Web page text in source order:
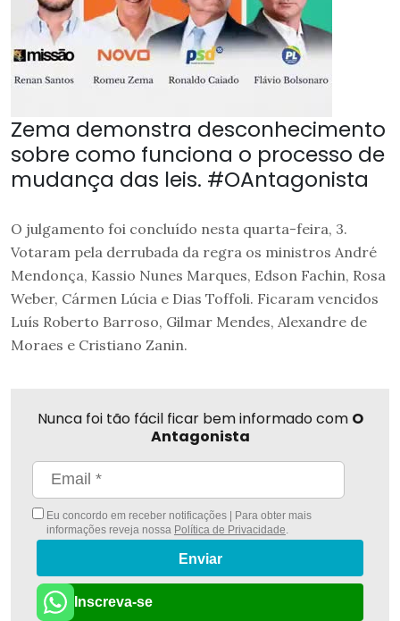
Zema demonstra desconhecimento
sobre como funciona o processo de
mudança das leis. #OAntagonista
O julgamento foi concluído nesta quarta-feira, 3.
Votaram pela derrubada da regra os ministros André
Mendonça, Kassio Nunes Marques, Edson Fachin, Rosa
Weber, Cármen Lúcia e Dias Toffoli. Ficaram vencidos
Luís Roberto Barroso, Gilmar Mendes, Alexandre de
Moraes e Cristiano Zanin.
Nunca foi tão fácil ficar bem informado com O
Antagonista
Eu concordo em receber notificações | Para obter mais
informações reveja nossa Política de Privacidade
Enviar
Inscreva-se